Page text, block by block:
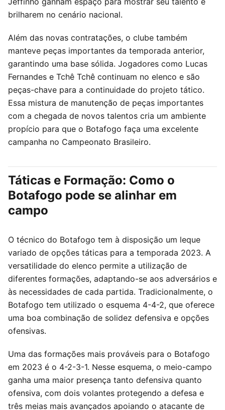
brilharem no cenário nacional.
Além das novas contratações, o clube também
manteve peças importantes da temporada anterior,
garantindo uma base sólida. Jogadores como Lucas
Fernandes e Tchê Tchê continuam no elenco e são
peças-chave para a continuidade do projeto tático.
Essa mistura de manutenção de peças importantes
com a chegada de novos talentos cria um ambiente
propício para que o Botafogo faça uma excelente
campanha no Campeonato Brasileiro.
Táticas e Formação: Como o
Botafogo pode se alinhar em
campo
O técnico do Botafogo tem à disposição um leque
variado de opções táticas para a temporada 2023. A
versatilidade do elenco permite a utilização de
diferentes formações, adaptando-se aos adversários e
às necessidades de cada partida. Tradicionalmente, o
Botafogo tem utilizado o esquema 4-4-2, que oferece
uma boa combinação de solidez defensiva e opções
ofensivas.
Uma das formações mais prováveis para o Botafogo
em 2023 é o 4-2-3-1. Nesse esquema, o meio-campo
ganha uma maior presença tanto defensiva quanto
ofensiva, com dois volantes protegendo a defesa e
três meias mais avançados apoiando o atacante de